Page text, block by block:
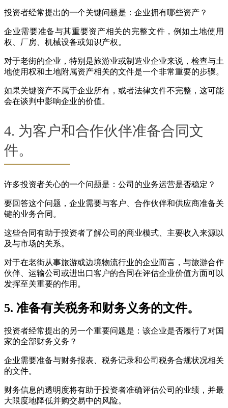
投资者经常提出的一个关键问题是：企业拥有哪些资产？
企业需要准备与其重要资产相关的完整文件，例如土地使用
权、厂房、机械设备或知识产权。
对于老街的企业，特别是旅游业或制造业企业来说，检查与土
地使用权和土地附属资产相关的文件是一个非常重要的步骤。
如果关键资产不属于企业所有，或者法律文件不完整，这可能
会在谈判中影响企业的价值。
4. 为客户和合作伙伴准备合同文
件。
许多投资者关心的一个问题是：公司的业务运营是否稳定？
要回答这个问题，企业需要与客户、合作伙伴和供应商准备关
键的业务合同。
这些合同有助于投资者了解公司的商业模式、主要收入来源以
及与市场的关系。
对于在老街从事旅游或边境物流行业的企业而言，与旅游合作
伙伴、运输公司或进出口客户的合同在评估企业价值方面可以
发挥至关重要的作用。
5. 准备有关税务和财务义务的文件。
投资者经常提出的另一个重要问题是：该企业是否履行了对国
家的全部财务义务？
企业需要准备与财务报表、税务记录和公司税务合规状况相关
的文件。
财务信息的透明度将有助于投资者准确评估公司的业绩，并最
大限度地降低并购交易中的风险。